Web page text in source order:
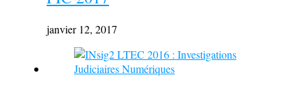
janvier 12, 2017